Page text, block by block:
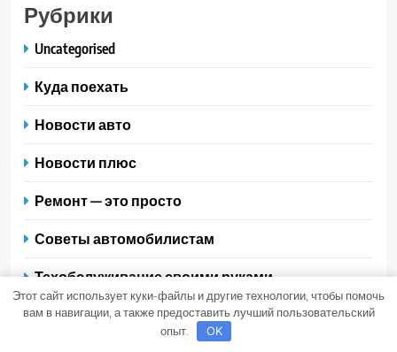
Рубрики
Uncategorised
Куда поехать
Новости авто
Новости плюс
Ремонт — это просто
Советы автомобилистам
Техобслуживание своими руками
Этот сайт использует куки-файлы и другие технологии, чтобы помочь
вам в навигации, а также предоставить лучший пользовательский
опыт.
OK